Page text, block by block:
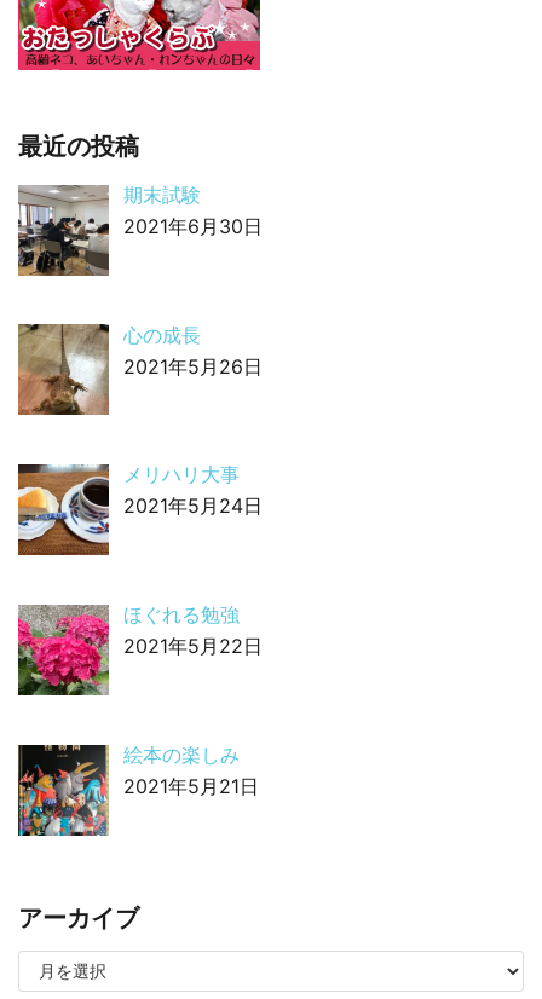
最近の投稿
期末試験
2021年6月30日
心の成長
2021年5月26日
メリハリ大事
2021年5月24日
ほぐれる勉強
2021年5月22日
絵本の楽しみ
2021年5月21日
アーカイブ